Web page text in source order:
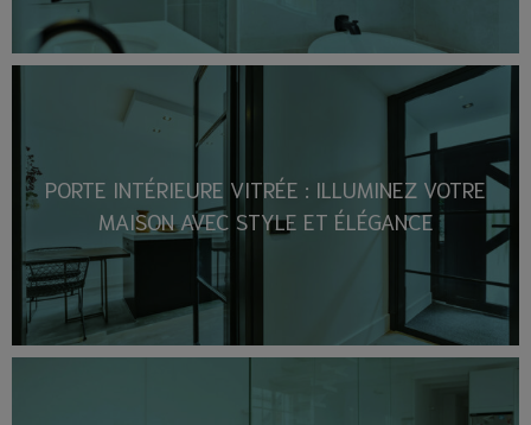
PORTE INTÉRIEURE VITRÉE : ILLUMINEZ VOTRE
MAISON AVEC STYLE ET ÉLÉGANCE